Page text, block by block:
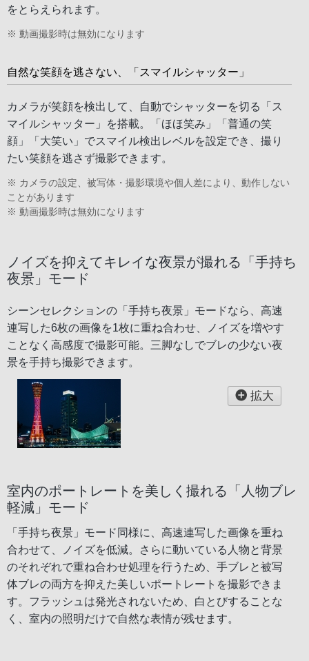
をとらえられます。
※ 動画撮影時は無効になります
自然な笑顔を逃さない、「スマイルシャッター」
カメラが笑顔を検出して、自動でシャッターを切る「ス
マイルシャッター」を搭載。「ほほ笑み」「普通の笑
顔」「大笑い」でスマイル検出レベルを設定でき、撮り
たい笑顔を逃さず撮影できます。
※ カメラの設定、被写体・撮影環境や個人差により、動作しない
ことがあります
※ 動画撮影時は無効になります
ノイズを抑えてキレイな夜景が撮れる「手持ち
夜景」モード
シーンセレクションの「手持ち夜景」モードなら、高速
連写した6枚の画像を1枚に重ね合わせ、ノイズを増やす
ことなく高感度で撮影可能。三脚なしでブレの少ない夜
景を手持ち撮影できます。
拡大
室内のポートレートを美しく撮れる「人物ブレ
軽減」モード
「手持ち夜景」モード同様に、高速連写した画像を重ね
合わせて、ノイズを低減。さらに動いている人物と背景
のそれぞれで重ね合わせ処理を行うため、手ブレと被写
体ブレの両方を抑えた美しいポートレートを撮影できま
す。フラッシュは発光されないため、白とびすることな
く、室内の照明だけで自然な表情が残せます。